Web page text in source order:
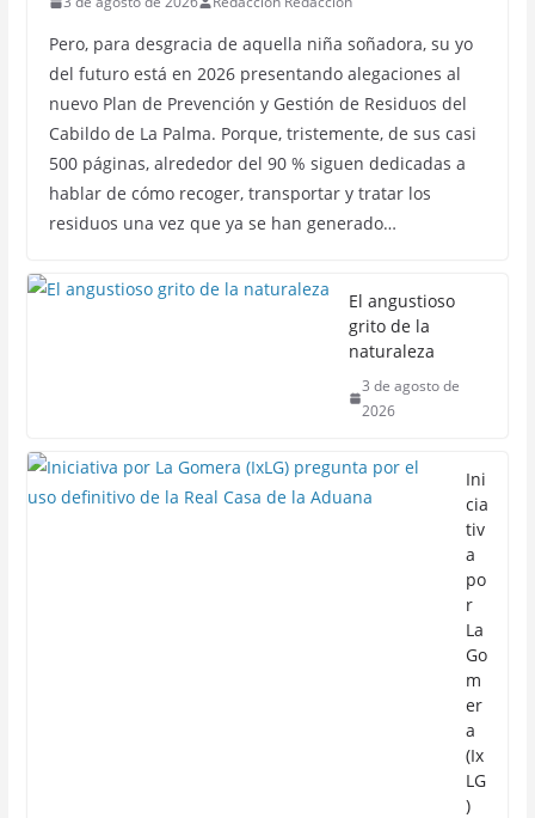
Pero, para desgracia de aquella niña soñadora, su yo
del futuro está en 2026 presentando alegaciones al
nuevo Plan de Prevención y Gestión de Residuos del
Cabildo de La Palma. Porque, tristemente, de sus casi
500 páginas, alrededor del 90 % siguen dedicadas a
hablar de cómo recoger, transportar y tratar los
residuos una vez que ya se han generado…
El angustioso
grito de la
naturaleza
3 de agosto de
2026
Ini
cia
tiv
a
po
r
La
Go
m
er
a
(Ix
LG
)